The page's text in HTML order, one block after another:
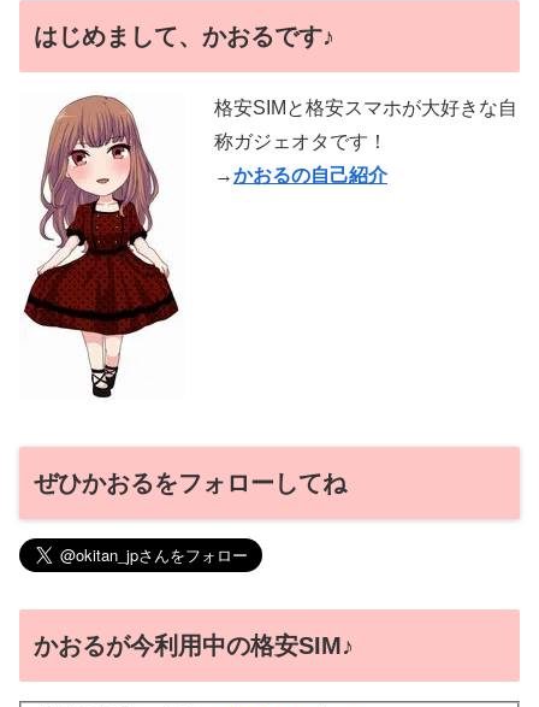
はじめまして、かおるです♪
格安SIMと格安スマホが大好きな自
称ガジェオタです！
→かおるの自己紹介
ぜひかおるをフォローしてね
かおるが今利用中の格安SIM♪